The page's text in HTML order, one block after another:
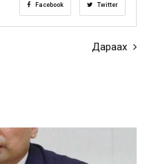
Facebook Twitter
Дараах